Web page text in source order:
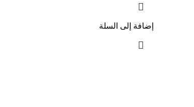
إضافة إلى السلة